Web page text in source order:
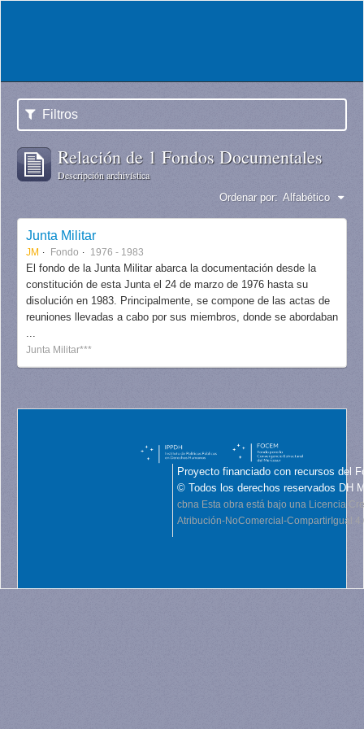
Filtros
Relación de 1 Fondos Documentales
Descripción archivística
Ordenar por: Alfabético
Junta Militar
JM Fondo 1976 - 1983
El fondo de la Junta Militar abarca la documentación desde la
constitución de esta Junta el 24 de marzo de 1976 hasta su
disolución en 1983. Principalmente, se compone de las actas de
reuniones llevadas a cabo por sus miembros, donde se abordaban
...
Junta Militar***
Proyecto financiado con recursos del
© Todos los derechos reservados DH
cbna Esta obra está bajo una Licencia
Atribución-NoComercial-CompartirIgual